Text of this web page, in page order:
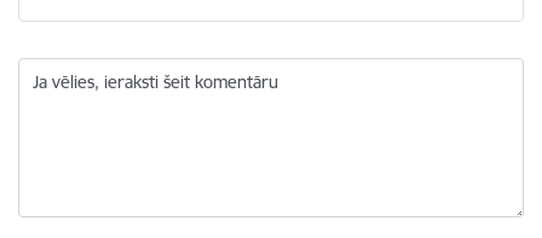
Ja vēlies, ieraksti šeit komentāru